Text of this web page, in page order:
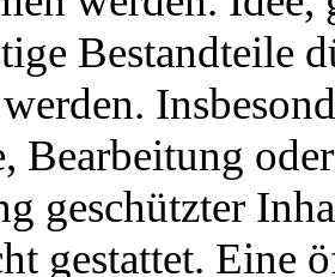
Bestandteile
Bearbeitung
geschützter
gestattet. Eine